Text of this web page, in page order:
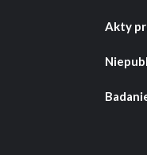
Akty